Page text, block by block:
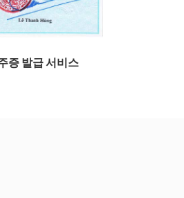
증 발급 서비스